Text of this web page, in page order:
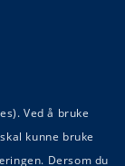
Ved å bruke
kunne bruke
Dersom du